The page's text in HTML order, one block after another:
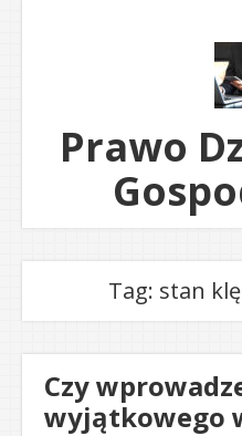
Prawo
Tag: stan
Czy
wyjątkowego